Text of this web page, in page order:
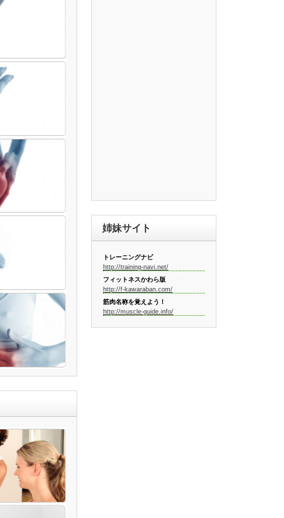
姉妹サイト
トレーニングナビ
http://training-navi.net/
フィットネスかわら版
http://f-kawaraban.com/
筋肉名称を覚えよう！
http://muscle-guide.info/